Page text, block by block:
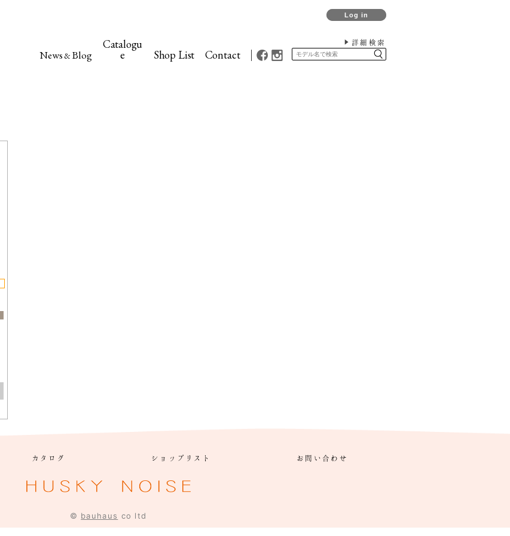
Log in
詳細検索
News &Blog
Catalogu
e Shop List Contact
カタログ ショップリスト お問い合わせ
© bauhaus co ltd